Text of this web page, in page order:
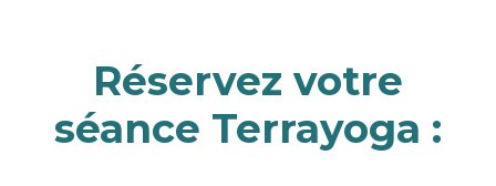
Réservez votre
séance Terrayoga :